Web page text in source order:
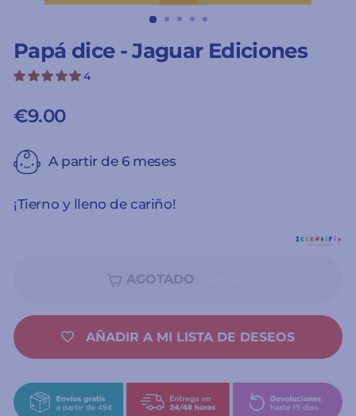
(ESC)
Papá dice - Jaguar Ediciones
4
€9.00
A partir de 6 meses
¡Tierno y lleno de cariño!
AGOTADO
AÑADIR A MI LISTA DE DESEOS